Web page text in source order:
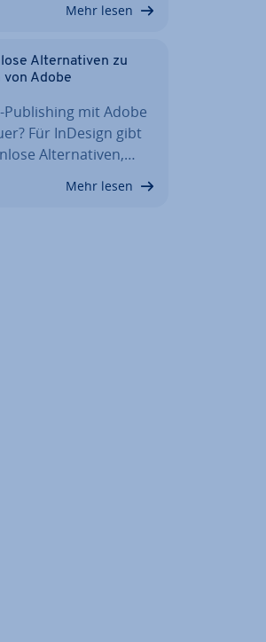
Mehr lesen
Al­ter­na­ti­ven zu
von Adobe
Pu­bli­shing mit Adobe
Für InDesign gibt
Al­ter­na­ti­ven,…
Mehr lesen